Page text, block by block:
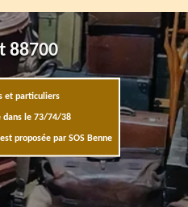
88700
et particuliers
dans le 73/74/38
proposée par SOS Benne